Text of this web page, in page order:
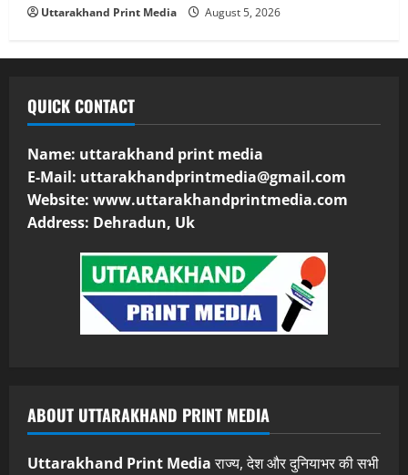
Uttarakhand Print Media August 5, 2026
QUICK CONTACT
Name: uttarakhand print media
E-Mail: uttarakhandprintmedia@gmail.com
Website: www.uttarakhandprintmedia.com
Address: Dehradun, Uk
ABOUT UTTARAKHAND PRINT MEDIA
Uttarakhand Print Mediaराज्य, देश और दुनियाभर की सभी